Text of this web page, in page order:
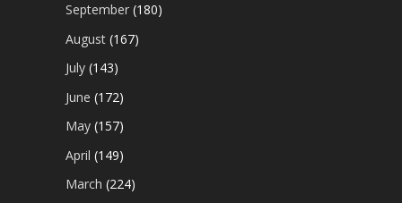
September(180)
August(167)
July(143)
June(172)
May(157)
April(149)
March(224)